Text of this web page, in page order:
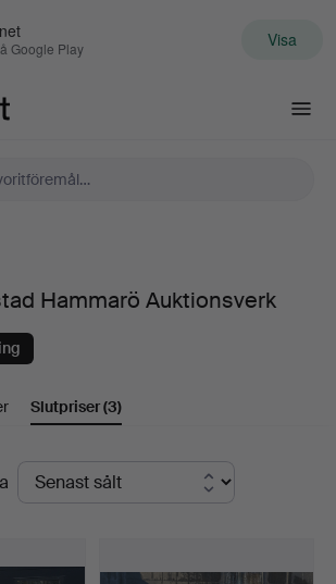
Google Play Visa
Hammarö Auktionsverk
Slutpriser(3)